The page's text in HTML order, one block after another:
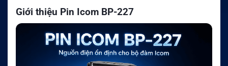
Giới thiệu Pin Icom BP-227